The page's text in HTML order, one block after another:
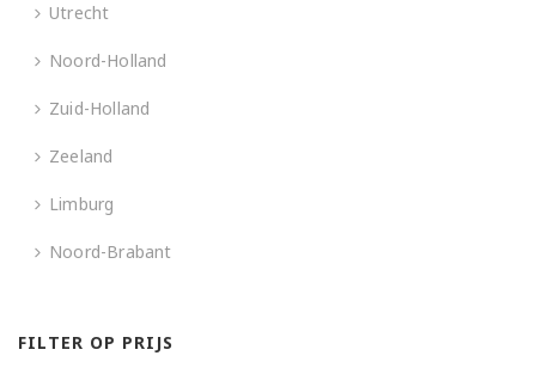
Utrecht
Noord-Holland
Zuid-Holland
Zeeland
Limburg
Noord-Brabant
FILTER OP PRIJS